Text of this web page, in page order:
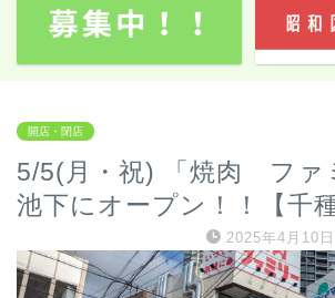
開店・閉店
5/5(月・祝) 「焼肉 ファ
池下にオープン！！【千
2025年4月10日